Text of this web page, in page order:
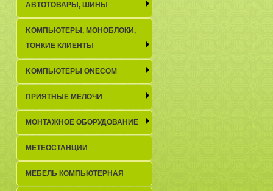
АВТОТОВАРЫ, ШИНЫ
KОМПЬЮТЕРЫ, МОНОБЛОКИ,
ТОНКИЕ КЛИЕНТЫ
KОМПЬЮТЕРЫ ONECOM
ПРИЯТНЫЕ МЕЛОЧИ
МОНТАЖНОЕ ОБОРУДОВАНИЕ
МЕТЕОСТАНЦИИ
МЕБЕЛЬ КОМПЬЮТЕРНАЯ